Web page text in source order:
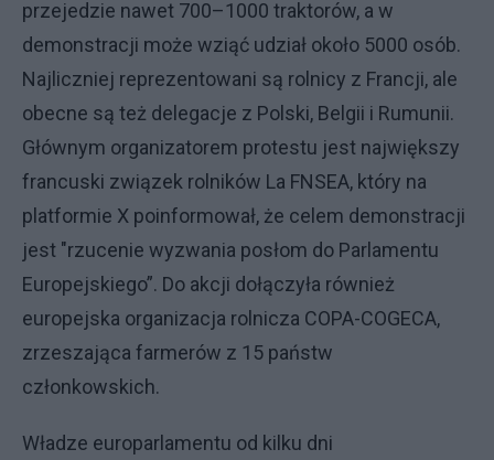
przejedzie nawet 700–1000 traktorów, a w
demonstracji może wziąć udział około 5000 osób.
Najliczniej reprezentowani są rolnicy z Francji, ale
obecne są też delegacje z Polski, Belgii i Rumunii.
Głównym organizatorem protestu jest największy
francuski związek rolników La FNSEA, który na
platformie X poinformował, że celem demonstracji
jest "rzucenie wyzwania posłom do Parlamentu
Europejskiego”. Do akcji dołączyła również
europejska organizacja rolnicza COPA-COGECA,
zrzeszająca farmerów z 15 państw
członkowskich.
Władze europarlamentu od kilku dni